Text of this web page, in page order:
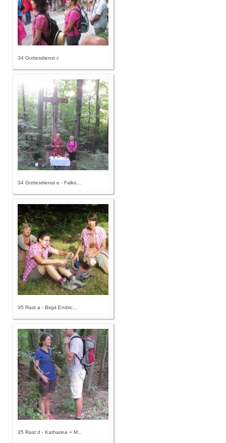
34 Gottesdienst c
34 Gottesdienst e - Falko...
35 Rast a - Birgit Endric...
35 Rast d - Katharina + M...